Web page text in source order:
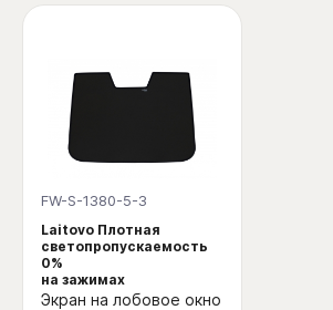
FW-S-1380-5-3
Laitovo Плотная
светопропускаемость
0%
на зажимах
Экран на лобовое окно